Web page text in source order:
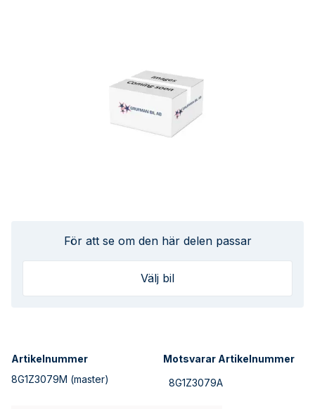
För att se om den här delen passar
Välj bil
Artikelnummer
8G1Z3079M (master)
Motsvarar Artikelnummer
8G1Z3079A